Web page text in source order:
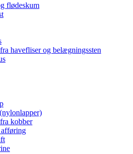
flødeskum
havefliser og belægningssten
kobber